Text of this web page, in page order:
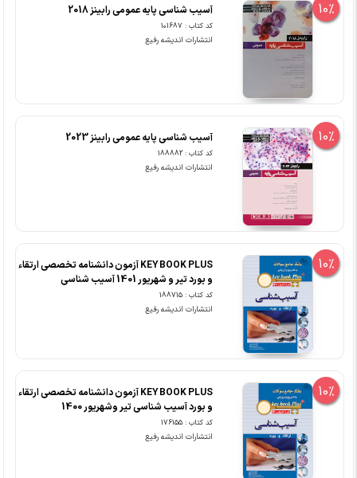
10% آسیب شناسی پایه عمومی رابینز 2018
کد کتاب : 101687
انتشارات اندیشه رفیع
10% آسیب شناسی پایه عمومی رابینز 2023
کد کتاب : 188882
انتشارات اندیشه رفیع
10%
KEY BOOK PLUS آزمون دانشنامه تخصصی ارتقاء
و بورد تیر و شهریور 1401 آسیب شناسی
کد کتاب : 188715
انتشارات اندیشه رفیع
10%
KEY BOOK PLUS آزمون دانشنامه تخصصی ارتقاء
و بورد آسیب شناسی تیر وشهریور 1400
کد کتاب : 176155
انتشارات اندیشه رفیع